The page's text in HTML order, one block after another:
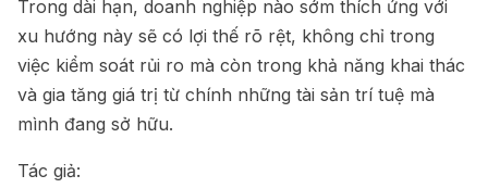
Trong dài hạn, doanh nghiệp nào sớm thích ứng với
xu hướng này sẽ có lợi thế rõ rệt, không chỉ trong
việc kiểm soát rủi ro mà còn trong khả năng khai thác
và gia tăng giá trị từ chính những tài sản trí tuệ mà
mình đang sở hữu.
Tác giả: